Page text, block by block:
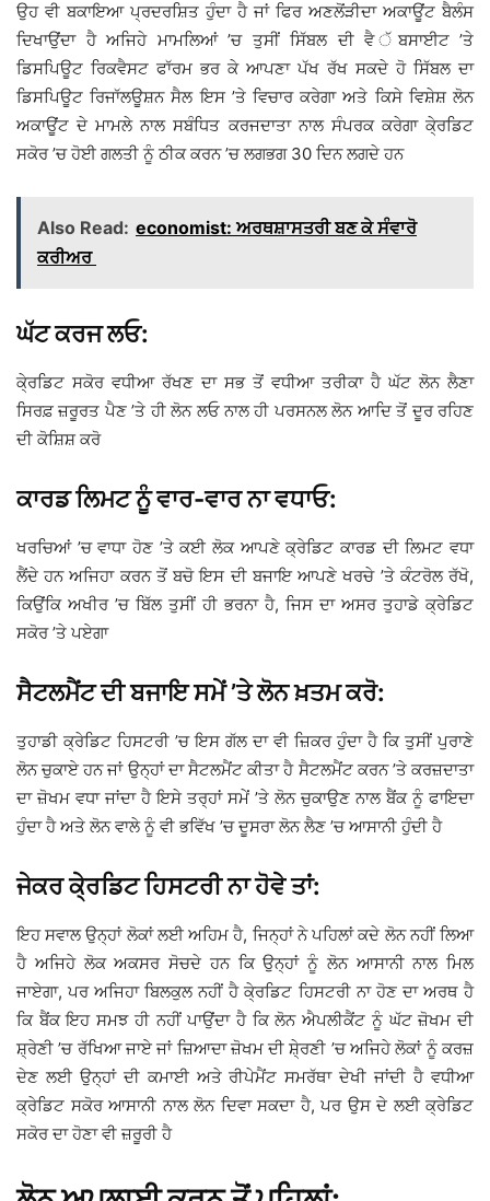
ਉਹ ਵੀ ਬਕਾਇਆ ਪ੍ਰਦਰਸ਼ਿਤ ਹੁੰਦਾ ਹੈ ਜਾਂ ਫਿਰ ਅਣਲੋਂੜੀਦਾ ਅਕਾਊਂਟ ਬੈਲੰਸ
ਦਿਖਾਉਂਦਾ ਹੈ ਅਜਿਹੇ ਮਾਮਲਿਆਂ ’ਚ ਤੁਸੀਂ ਸਿੱਬਲ ਦੀ ਵੈ ੱਬਸਾਈਟ ’ਤੇ
ਡਿਸਪਿਊਟ ਰਿਕਵੈਸਟ ਫਾੱਰਮ ਭਰ ਕੇ ਆਪਣਾ ਪੱਖ ਰੱਖ ਸਕਦੇ ਹੋ ਸਿੱਬਲ ਦਾ
ਡਿਸਪਿਊਟ ਰਿਜਾੱਲਊਸ਼ਨ ਸੈਲ ਇਸ ’ਤੇ ਵਿਚਾਰ ਕਰੇਗਾ ਅਤੇ ਕਿਸੇ ਵਿਸ਼ੇਸ਼ ਲੋਨ
ਅਕਾਊਂਟ ਦੇ ਮਾਮਲੇ ਨਾਲ ਸਬੰਧਿਤ ਕਰਜਦਾਤਾ ਨਾਲ ਸੰਪਰਕ ਕਰੇਗਾ ਕੇ੍ਰਡਿਟ
ਸਕੋਰ ’ਚ ਹੋਈ ਗਲਤੀ ਨੂੰ ਠੀਕ ਕਰਨ ’ਚ ਲਗਭਗ 30 ਦਿਨ ਲਗਦੇ ਹਨ
Also Read: economist: ਅਰਥਸ਼ਾਸਤਰੀ ਬਣ ਕੇ ਸੰਵਾਰੋ
ਕਰੀਅਰ
ਘੱਟ ਕਰਜ ਲਓ:
ਕੇ੍ਰਡਿਟ ਸਕੋਰ ਵਧੀਆ ਰੱਖਣ ਦਾ ਸਭ ਤੋਂ ਵਧੀਆ ਤਰੀਕਾ ਹੈ ਘੱਟ ਲੋਨ ਲੈਣਾ
ਸਿਰਫ਼ ਜ਼ਰੂਰਤ ਪੈਣ ’ਤੇ ਹੀ ਲੋਨ ਲਓ ਨਾਲ ਹੀ ਪਰਸਨਲ ਲੋਨ ਆਦਿ ਤੋਂ ਦੂਰ ਰਹਿਣ
ਦੀ ਕੋਸ਼ਿਸ਼ ਕਰੋ
ਕਾਰਡ ਲਿਮਟ ਨੂੰ ਵਾਰ-ਵਾਰ ਨਾ ਵਧਾਓ:
ਖਰਚਿਆਂ ’ਚ ਵਾਧਾ ਹੋਣ ’ਤੇ ਕਈ ਲੋਕ ਆਪਣੇ ਕ੍ਰੇਡਿਟ ਕਾਰਡ ਦੀ ਲਿਮਟ ਵਧਾ
ਲੈਂਦੇ ਹਨ ਅਜਿਹਾ ਕਰਨ ਤੋਂ ਬਚੋ ਇਸ ਦੀ ਬਜਾਇ ਆਪਣੇ ਖਰਚੇ ’ਤੇ ਕੰਟਰੋਲ ਰੱਖੋ,
ਕਿਉਂਕਿ ਅਖੀਰ ’ਚ ਬਿੱਲ ਤੁਸੀਂ ਹੀ ਭਰਨਾ ਹੈ, ਜਿਸ ਦਾ ਅਸਰ ਤੁਹਾਡੇ ਕ੍ਰੇਡਿਟ
ਸਕੋਰ ’ਤੇ ਪਏਗਾ
ਸੈਟਲਮੈਂਟ ਦੀ ਬਜਾਇ ਸਮੇਂ ’ਤੇ ਲੋਨ ਖ਼ਤਮ ਕਰੋ:
ਤੁਹਾਡੀ ਕ੍ਰੇਡਿਟ ਹਿਸਟਰੀ ’ਚ ਇਸ ਗੱਲ ਦਾ ਵੀ ਜ਼ਿਕਰ ਹੁੰਦਾ ਹੈ ਕਿ ਤੁਸੀਂ ਪੁਰਾਣੇ
ਲੋਨ ਚੁਕਾਏ ਹਨ ਜਾਂ ਉਨ੍ਹਾਂ ਦਾ ਸੈਟਲਮੈਂਟ ਕੀਤਾ ਹੈ ਸੈਟਲਮੈਂਟ ਕਰਨ ’ਤੇ ਕਰਜ਼ਦਾਤਾ
ਦਾ ਜ਼ੋਖਮ ਵਧਾ ਜਾਂਦਾ ਹੈ ਇਸੇ ਤਰ੍ਹਾਂ ਸਮੇਂ ’ਤੇ ਲੋਨ ਚੁਕਾਉਣ ਨਾਲ ਬੈਂਕ ਨੂੰ ਫਾਇਦਾ
ਹੁੰਦਾ ਹੈ ਅਤੇ ਲੋਨ ਵਾਲੇ ਨੂੰ ਵੀ ਭਵਿੱਖ ’ਚ ਦੂਸਰਾ ਲੋਨ ਲੈਣ ’ਚ ਆਸਾਨੀ ਹੁੰਦੀ ਹੈ
ਜੇਕਰ ਕੇ੍ਰਡਿਟ ਹਿਸਟਰੀ ਨਾ ਹੋਵੇ ਤਾਂ:
ਇਹ ਸਵਾਲ ਉਨ੍ਹਾਂ ਲੋਕਾਂ ਲਈ ਅਹਿਮ ਹੈ, ਜਿਨ੍ਹਾਂ ਨੇ ਪਹਿਲਾਂ ਕਦੇ ਲੋਨ ਨਹੀਂ ਲਿਆ
ਹੈ ਅਜਿਹੇ ਲੋਕ ਅਕਸਰ ਸੋਚਦੇ ਹਨ ਕਿ ਉਨ੍ਹਾਂ ਨੂੰ ਲੋਨ ਆਸਾਨੀ ਨਾਲ ਮਿਲ
ਜਾਏਗਾ, ਪਰ ਅਜਿਹਾ ਬਿਲਕੁਲ ਨਹੀਂ ਹੈ ਕੇ੍ਰਡਿਟ ਹਿਸਟਰੀ ਨਾ ਹੋਣ ਦਾ ਅਰਥ ਹੈ
ਕਿ ਬੈਂਕ ਇਹ ਸਮਝ ਹੀ ਨਹੀਂ ਪਾਉਂਦਾ ਹੈ ਕਿ ਲੋਨ ਐਪਲੀਕੈਂਟ ਨੂੰ ਘੱਟ ਜ਼ੋਖਮ ਦੀ
ਸ਼੍ਰੇਣੀ ’ਚ ਰੱਖਿਆ ਜਾਏ ਜਾਂ ਜ਼ਿਆਦਾ ਜ਼ੋਖਮ ਦੀ ਸ਼ੇ੍ਰਣੀ ’ਚ ਅਜਿਹੇ ਲੋਕਾਂ ਨੂੰ ਕਰਜ਼
ਦੇਣ ਲਈ ਉਨ੍ਹਾਂ ਦੀ ਕਮਾਈ ਅਤੇ ਰੀਪੇਮੈਂਟ ਸਮਰੱਥਾ ਦੇਖੀ ਜਾਂਦੀ ਹੈ ਵਧੀਆ
ਕ੍ਰੇਡਿਟ ਸਕੋਰ ਆਸਾਨੀ ਨਾਲ ਲੋਨ ਦਿਵਾ ਸਕਦਾ ਹੈ, ਪਰ ਉਸ ਦੇ ਲਈ ਕ੍ਰੇਡਿਟ
ਸਕੋਰ ਦਾ ਹੋਣਾ ਵੀ ਜ਼ਰੂਰੀ ਹੈ